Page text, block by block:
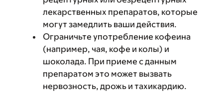
лекарственных препаратов, которые
могут замедлить ваши действия.
Ограничьте употребление кофеина
(например, чая, кофе и колы) и
шоколада. При приеме с данным
препаратом это может вызвать
нервозность, дрожь и тахикардию.